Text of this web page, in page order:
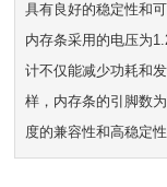
具有良好的稳定性和可
内存条采用的电压为
计不仅能减少功耗和
样，内存条的引脚数
度的兼容性和高稳定性